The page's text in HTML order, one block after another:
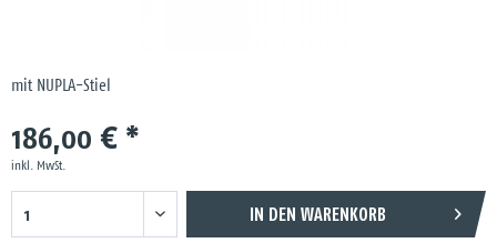
mit NUPLA-Stiel
186,00 € *
inkl. MwSt.
IN DEN WARENKORB